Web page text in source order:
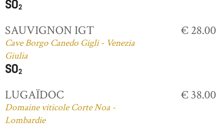
SAUVIGNON IGT
Cave Borgo Canedo Gigli - Venezia
Giulia
€ 28.00
LUGAÏDOC
Domaine viticole Corte Noa -
Lombardie
€ 38.00